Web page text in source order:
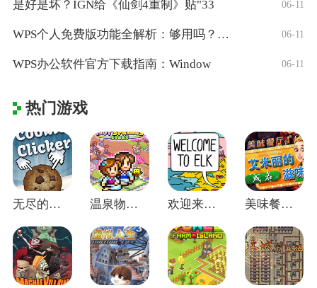
是好是坏？IGN给《仙剑4重制》贴"33 06-11
WPS个人免费版功能全解析：够用吗？适合 06-11
WPS办公软件官方下载指南：Window 06-11
热门游戏
无尽的饼干 v2.053 温泉物语(Hot Springs Sto 欢迎来到埃尔克电脑版 v1.22.4 美味餐厅4艾米丽的成名滋味绿色免安装版